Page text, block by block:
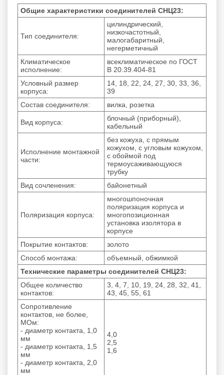
Общие характеристики соединителей СНЦ23:
Тип соединителя:
цилиндрический,
низкочастотный,
малогабаритный,
негерметичный
Климатическое
исполнение:
всеклиматическое по ГОСТ
В 20.39.404-81
Условный размер
корпуса:
14, 18, 22, 24, 27, 30, 33, 36,
39
Состав соединителя:
вилка, розетка
Вид корпуса:
блочный (приборный),
кабельный
Исполнение монтажной
части:
без кожуха, с прямым
кожухом, с угловым кожухом,
с обоймой под
термоусаживающуюся
трубку
Вид сочленения:
байонетный
Поляризация корпуса:
многошпоночная
поляризация корпуса и
многопозиционная
установка изолятора в
корпусе
Покрытие контактов:
золото
Способ монтажа:
объемный, обжимкой
Технические параметры соединителей СНЦ23:
Общее количество
контактов:
3, 4, 7, 10, 19, 24, 28, 32, 41,
43, 45, 55, 61
Сопротивление
контактов, не более,
МОм:
- диаметр контакта, 1,0
мм
- диаметр контакта, 1,5
мм
- диаметр контакта, 2,0
мм
4,0
2,5
1,6